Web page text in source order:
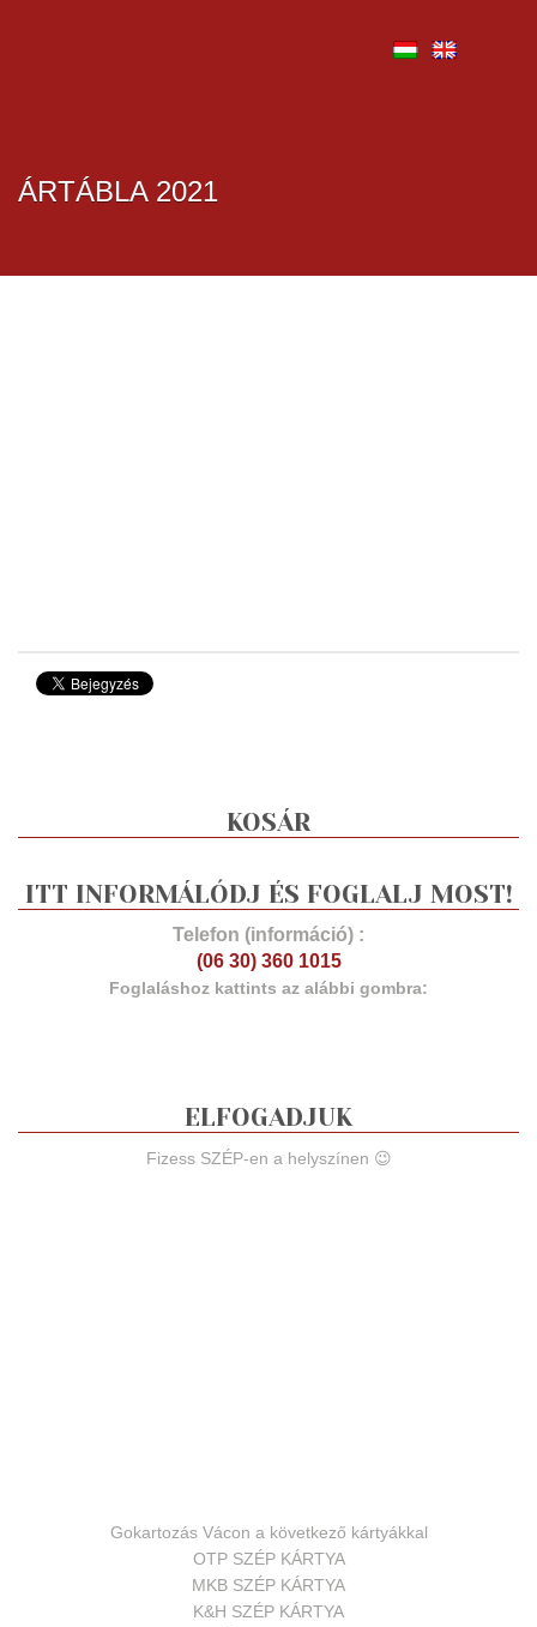
ÁRTÁBLA 2021
KOSÁR
ITT INFORMÁLÓDJ ÉS FOGLALJ MOST!
Telefon (információ) :
(06 30) 360 1015
Foglaláshoz kattints az alábbi gombra:
ELFOGADJUK
Fizess SZÉP-en a helyszínen 😉
Gokartozás Vácon a következő kártyákkal
OTP SZÉP KÁRTYA
MKB SZÉP KÁRTYA
K&H SZÉP KÁRTYA